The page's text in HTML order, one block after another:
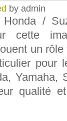
by admin
/
cette
un
pour
Yamaha,
qualité